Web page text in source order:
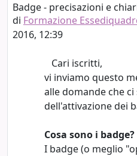
Badge - precisazioni e
di Formazione
2016, 12:39
Numero di risposte: 0
Cari iscritti,
vi inviamo questo
alle domande che
dell'attivazione dei
Cosa sono i badge?
I badge (o meglio